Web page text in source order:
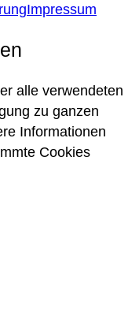
Impressum
alle verwendeten
zu ganzen
Informationen
Cookies